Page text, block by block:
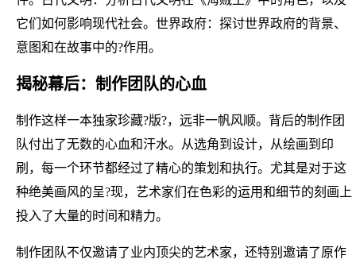
它们如何影响现代社会。世界政府：探讨世界政府的背景、
意图和在故事中的?作用。
揭秘幕后：制作团队的心血
制作这样一本独家珍藏?版?，远非一帆风顺。背后的制作团
队付出了无数的心血和汗水。从选角到设计，从绘画到印
刷，每一个环节都经过了精心的策划和执行。尤其是对于这
种绝美画风的呈?现，艺术家们在色彩的运用和细节的刻画上
投入了大量的时间和精力。
制作团队不仅邀请了业内顶尖的艺术家，还特别邀请了原作